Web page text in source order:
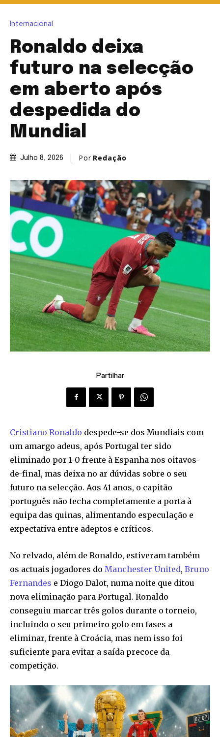
Internacional
Ronaldo deixa
futuro na selecção
em aberto após
despedida do
Mundial
Julho 8, 2026 Por Redação
Partilhar
Cristiano Ronaldo despede-se dos Mundiais com
um amargo adeus, após Portugal ter sido
eliminado por 1-0 frente à Espanha nos oitavos-
de-final, mas deixa no ar dúvidas sobre o seu
futuro na selecção. Aos 41 anos, o capitão
português não fecha completamente a porta à
equipa das quinas, alimentando especulação e
expectativa entre adeptos e críticos.
No relvado, além de Ronaldo, estiveram também
os actuais jogadores do Manchester United, Bruno
Fernandes e Diogo Dalot, numa noite que ditou
nova eliminação para Portugal. Ronaldo
conseguiu marcar três golos durante o torneio,
incluindo o seu primeiro golo em fases a
eliminar, frente à Croácia, mas nem isso foi
suficiente para evitar a saída precoce da
competição.